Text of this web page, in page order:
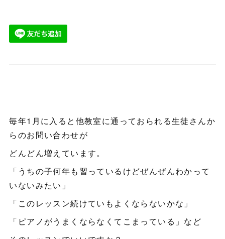
毎年1月に入ると他教室に通っておられる生徒さんか
らのお問い合わせが
どんどん増えています。
「うちの子何年も習っているけどぜんぜんわかって
いないみたい」
「このレッスン続けていもよくならないかな」
「ピアノがうまくならなくてこまっている」など